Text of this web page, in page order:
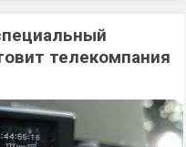
телекомпания